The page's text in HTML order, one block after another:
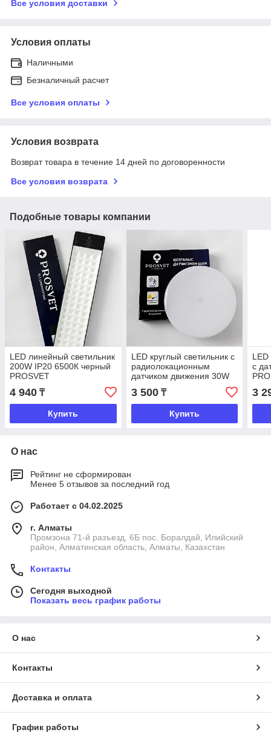
Все условия доставки
Условия оплаты
Наличными
Безналичный расчет
Все условия оплаты
Условия возврата
Возврат товара в течение 14 дней по договоренности
Все условия возврата
Подобные товары компании
LED линейный светильник
200W IP20 6500К черный
PROSVET
4 940 ₸
Купить
LED круглый светильник с
радиолокационным
датчиком движения 30W
6500K PROSVET
3 500₸
Купить
LED
с
3
О нас
Рейтинг не сформирован
Менее 5 отзывов за последний год
Работает с 04.02.2025
г. Алматы
Промзона 71-й разъезд, 6Б пос. Боралдай, Илийский
район, Алматинская область, Алматы, Казахстан
Контакты
Сегодня выходной
Показать весь график работы
О нас
Контакты
Доставка и оплата
График работы